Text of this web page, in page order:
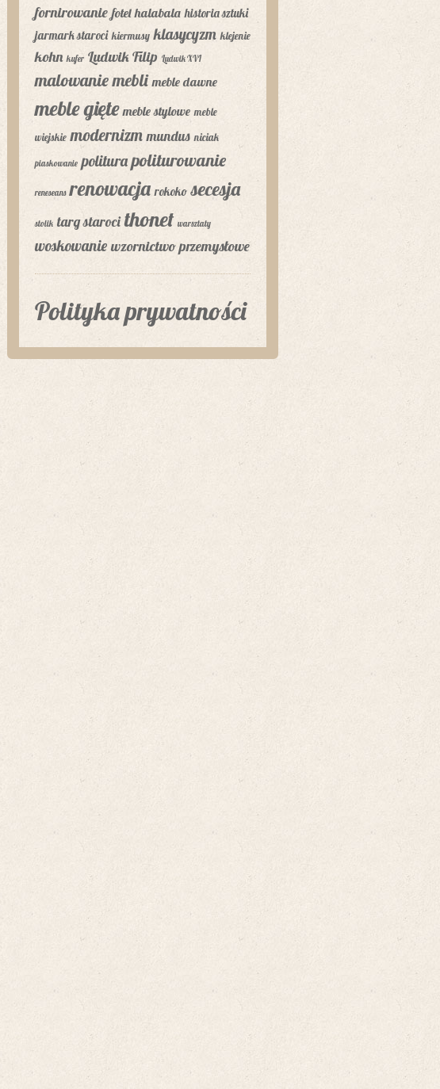
fornirowanie fotel halabala historia sztuki
jarmark staroci kiermusy klasycyzm klejenie
kohn kufer Ludwik Filip Ludwik XVI
malowanie mebli meble dawne
meble gięte meble stylowe meble
wiejskie modernizm mundus niciak
piaskowanie politura politurowanie
reneseans renowacja rokoko secesja
stolik targ staroci thonet warsztaty
woskowanie wzornictwo przemysłowe
Polityka prywatności